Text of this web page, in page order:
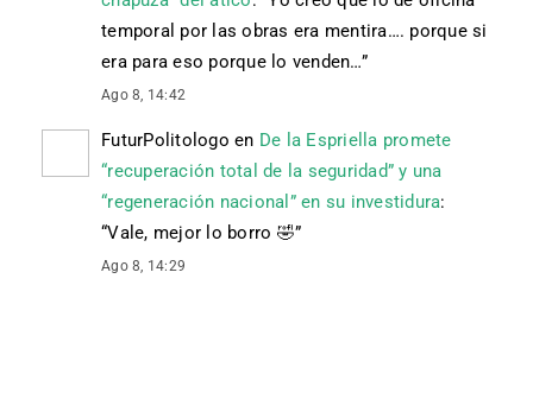
temporal por las obras era mentira…. porque si
era para eso porque lo venden…”
Ago 8, 14:42
FuturPolitologo en De la Espriella promete
“recuperación total de la seguridad” y una
“regeneración nacional” en su investidura:
“Vale, mejor lo borro 🤣”
Ago 8, 14:29